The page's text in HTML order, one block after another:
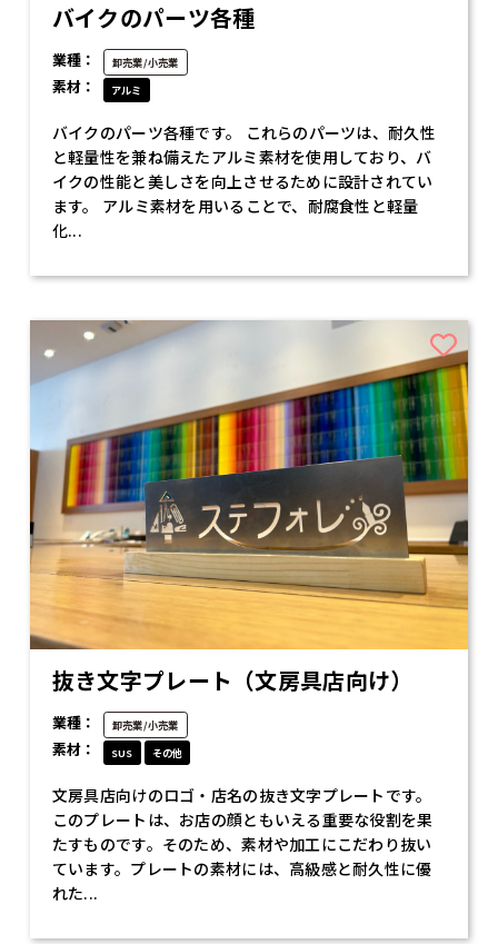
バイクのパーツ各種
業種： 卸売業/小売業
素材： アルミ
バイクのパーツ各種です。 これらのパーツは、耐久性
と軽量性を兼ね備えたアルミ素材を使用しており、バ
イクの性能と美しさを向上させるために設計されてい
ます。 アルミ素材を用いることで、耐腐食性と軽量
化...
抜き文字プレート（文房具店向け）
業種： 卸売業/小売業
素材： SUS その他
文房具店向けのロゴ・店名の抜き文字プレートです。
このプレートは、お店の顔ともいえる重要な役割を果
たすものです。そのため、素材や加工にこだわり抜い
ています。プレートの素材には、高級感と耐久性に優
れた...